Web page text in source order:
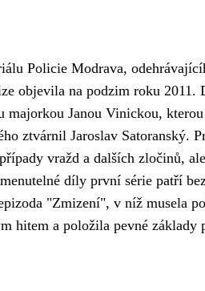
Policie Modrava,
objevila na podzim roku
majorkou Janou Vinickou,
ztvárnil Jaroslav Satoranský.
vražd a dalších zločinů,
díly první série patří
"Zmizení", v níž musela
hitem a položila pevné základy